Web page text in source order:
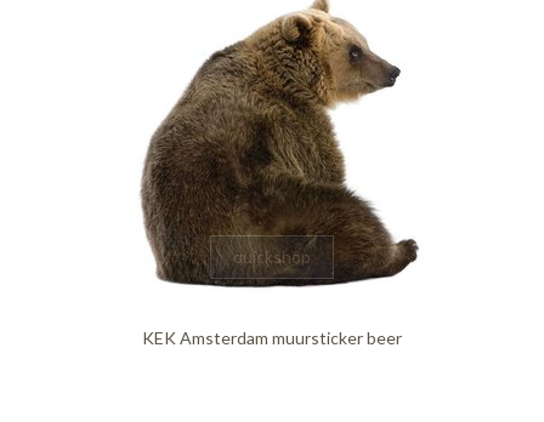
quickshop
KEK Amsterdam muursticker beer